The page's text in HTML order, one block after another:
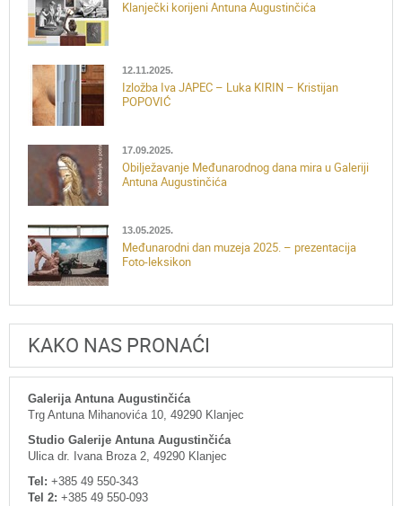
Klanječki korijeni Antuna Augustinčića
12.11.2025.
Izložba Iva JAPEC – Luka KIRIN – Kristijan
POPOVIĆ
17.09.2025.
Obilježavanje Međunarodnog dana mira u Galeriji
Antuna Augustinčića
13.05.2025.
Međunarodni dan muzeja 2025. – prezentacija
Foto-leksikon
KAKO NAS PRONAĆI
Galerija Antuna Augustinčića
Trg Antuna Mihanovića 10, 49290 Klanjec
Studio Galerije Antuna Augustinčića
Ulica dr. Ivana Broza 2, 49290 Klanjec
Tel: +385 49 550-343
Tel 2: +385 49 550-093